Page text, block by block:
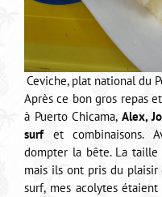
Ceviche, plat national du
Après ce bon gros repas
à Puerto Chicama, Alex,
surfet combinaisons.
dompter la bête. La taille
mais ils ont pris du plaisir
surf, mes acolytes